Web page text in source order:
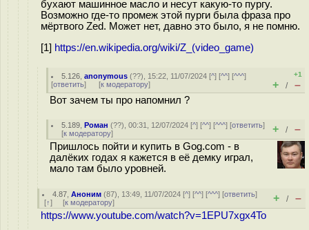
бухают машинное масло и несут какую-то пургу.
Возможно где-то промеж этой пурги была фраза про
мёртвого Zed. Может нет, давно это было, я не помню.
[1] https://en.wikipedia.org/wiki/Z_(video_game)
5.126 ,anonymous (??), 15:22, 11/07/2024 [^] [^^] [^^^]
[ответить] [к модератору]
+1
+ / –
Вот зачем ты про напомнил ?
5.189 ,Роман (??), 00:31, 12/07/2024 [^] [^^] [^^^] [ответить]
[к модератору] + / –
Пришлось пойти и купить в Gog.com - в
далёких годах я кажется в её демку играл,
мало там было уровней.
4.87 ,Аноним (87), 13:49, 11/07/2024 [^] [^^] [^^^] [ответить]
[↑] [к модератору] + / –
https://www.youtube.com/watch?v=1EPU7xgx4To